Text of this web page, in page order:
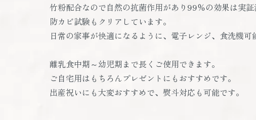
竹粉配合なので自然の抗菌作用があり99％の効果は実証
防カビ試験もクリアしています。
日常の家事が快適になるように、電子レンジ、食洗機可
離乳食中期～幼児期まで長くご使用できます。
ご自宅用はもちろんプレゼントにもおすすめです。
出産祝いにも大変おすすめで、熨斗対応も可能です。